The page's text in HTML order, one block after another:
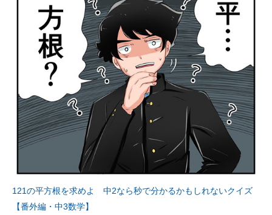
121の平方根を求めよ 中2なら秒で分かるかもしれないクイズ
【番外編・中3数学】